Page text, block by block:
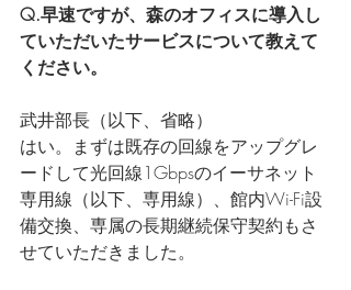
Q.早速ですが、森のオフィスに導入し
ていただいたサービスについて教えて
ください。
武井部長（以下、省略）
はい。まずは既存の回線をアップグレ
ードして光回線1Gbpsのイーサネット
専用線（以下、専用線）、館内Wi-Fi設
備交換、専属の長期継続保守契約もさ
せていただきました。